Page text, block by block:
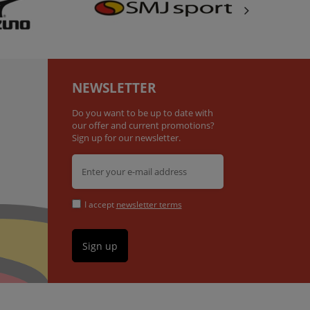
NEWSLETTER
Do you want to be up to date with
our offer and current promotions?
Sign up for our newsletter.
I accept newsletter terms
Sign up